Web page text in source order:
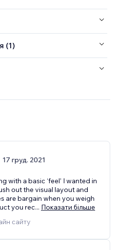
(1)
17 груд. 2021
with a basic ‘feel’ I wanted in
out the visual layout and
are bargain when you weigh
you rec... Показати більше
сайту